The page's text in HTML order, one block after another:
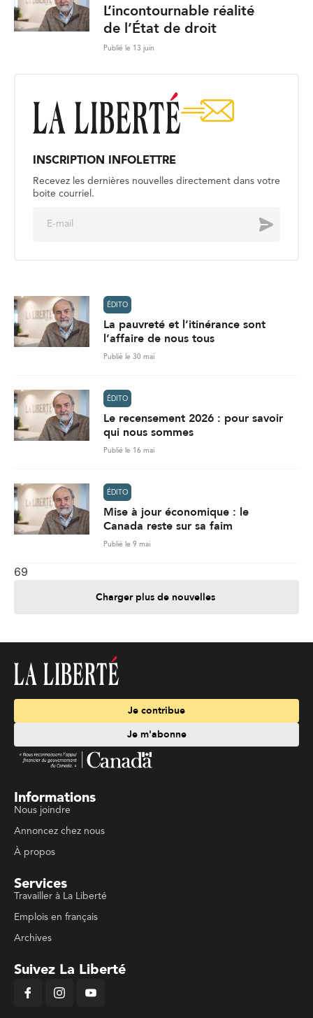
L’incontournable réalité
de l’État de droit
Publié le 13 juin
INSCRIPTION INFOLETTRE
Recevez les dernières nouvelles directement dans votre
boite courriel.
Envoyer
ÉDITO
La pauvreté et l’itinérance sont
l’affaire de nous tous
Publié le 30 mai
ÉDITO
Le recensement 2026 : pour savoir
qui nous sommes
Publié le 16 mai
ÉDITO
Mise à jour économique : le
Canada reste sur sa faim
Publié le 9 mai
69
Charger plus de nouvelles
Je contribue
Je m'abonne
Informations
Nous joindre
Annoncez chez nous
À propos
Services
Travailler à La Liberté
Emplois en français
Archives
Suivez La Liberté